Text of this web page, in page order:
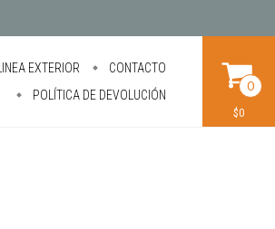
LINEA EXTERIOR
CONTACTO
POLÍTICA DE DEVOLUCIÓN
0
$0